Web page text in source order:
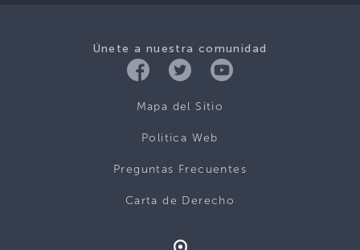
Únete a nuestra comunidad
Mapa del Sitio
Politica Web
Preguntas Frecuentes
Carta de Derecho